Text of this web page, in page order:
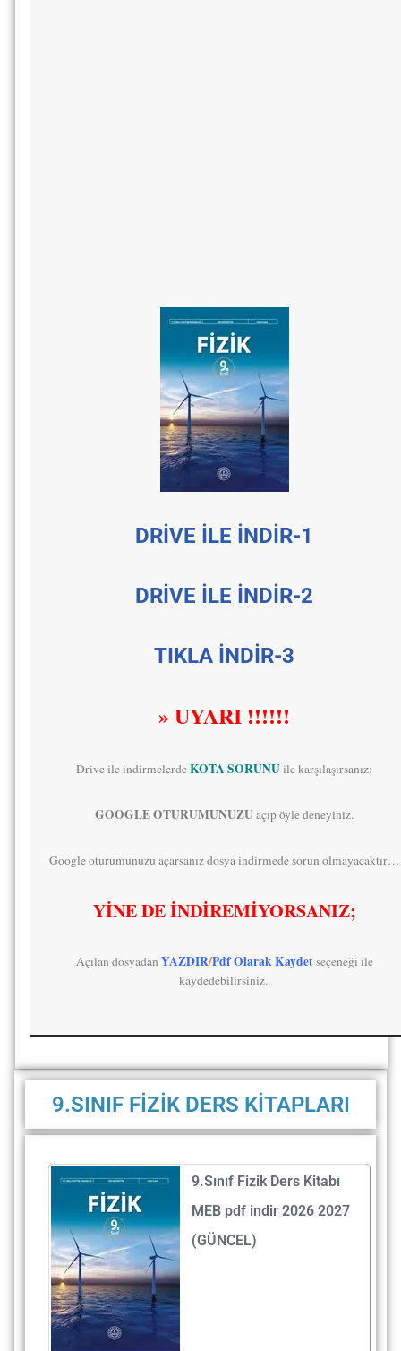
DRİVE İLE İNDİR-1
DRİVE İLE İNDİR-2
TIKLA İNDİR-3
» UYARI !!!!!!
Drive ile indirmelerdeKOTA SORUNUile karşılaşırsanız;
GOOGLE OTURUMUNUZUaçıp öyle deneyiniz.
Google oturumunuzu açarsanız dosya indirmede sorun olmayacaktır…
YİNE DE İNDİREMİYORSANIZ;
Açılan dosyadan YAZDIR/Pdf Olarak Kaydetseçeneği ile
kaydedebilirsiniz..
9.SINIF FİZİK DERS KİTAPLARI
9.Sınıf Fizik Ders Kitabı
MEB pdf indir 2026 2027
(GÜNCEL)